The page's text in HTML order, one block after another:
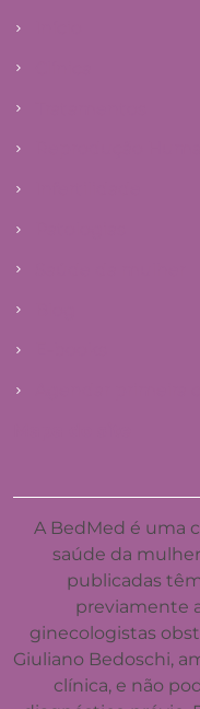
A BedMed é uma
saúde da
publicadas
previamente
ginecologistas
Giuliano Bedoschi,
clínica, e não